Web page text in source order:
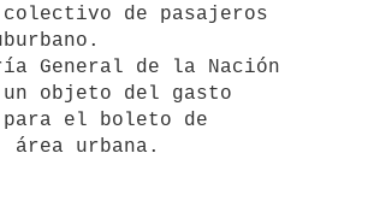
de pasajeros
General de la Nación
objeto del gasto
el boleto de
área urbana.